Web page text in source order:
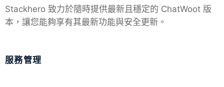
Kubernetes Control Plane
MariaDB
Stackhero 致力於隨時提供最新且穩定的 ChatWoot 版
本，讓您能夠享有其最新功能與安全更新。
服務管理